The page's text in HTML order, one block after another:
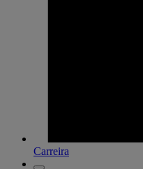
Carreira